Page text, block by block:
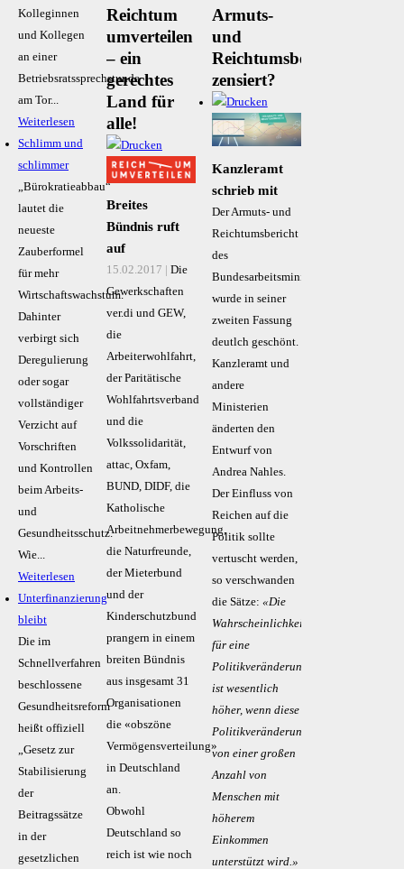
Kolleginnen
und Kollegen
an einer
Betriebsratssprechstunde
am Tor...
Weiterlesen
Schlimm und
schlimmer
„Bürokratieabbau“
lautet die
neueste
Zauberformel
für mehr
Wirtschaftswachstum.
Dahinter
verbirgt sich
Deregulierung
oder sogar
vollständiger
Verzicht auf
Vorschriften
und Kontrollen
beim Arbeits-
und
Gesundheitsschutz.
Wie...
Weiterlesen
Unterfinanzierung
bleibt
Die im
Schnellverfahren
beschlossene
Gesundheitsreform
heißt offiziell
„Gesetz zur
Stabilisierung
der
Beitragssätze
in der
gesetzlichen
Reichtum
umverteilen
– ein
gerechtes
Land für
alle!
Breites
Bündnis ruft
auf
15.02.2017 |
Die
Gewerkschaften
ver.di und GEW,
die
Arbeiterwohlfahrt,
der Paritätische
Wohlfahrtsverband
und die
Volkssolidarität,
attac, Oxfam,
BUND, DIDF, die
Katholische
Arbeitnehmerbewegung,
die Naturfreunde,
der Mieterbund
und der
Kinderschutzbund
prangern in einem
breiten Bündnis
aus insgesamt 31
Organisationen
die «obszöne
Vermögensverteilung»
in Deutschland
an.
Obwohl
Deutschland so
reich ist wie noch
Armuts-
und
Reichtumsbericht
zensiert?
Kanzleramt
schrieb mit
Der Armuts- und
Reichtumsbericht
des
Bundesarbeitsministeriums
wurde in seiner
zweiten Fassung
deutlch geschönt.
Kanzleramt und
andere
Ministerien
änderten den
Entwurf von
Andrea Nahles.
Der Einfluss von
Reichen auf die
Politik sollte
vertuscht werden,
so verschwanden
die Sätze: «Die
Wahrscheinlichkeit
für eine
Politikveränderung
ist wesentlich
höher, wenn diese
Politikveränderung
von einer großen
Anzahl von
Menschen mit
höherem
Einkommen
unterstützt wird.»